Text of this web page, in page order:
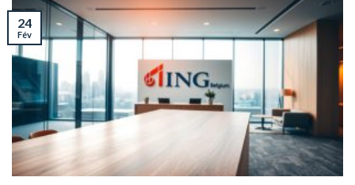
24
Fév